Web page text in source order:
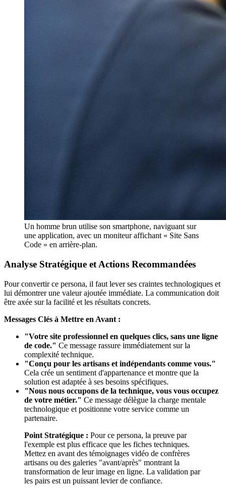
Un homme brun utilise son smartphone, naviguant sur
une application, avec un moniteur affichant « Site Sans
Code » en arrière-plan.
Analyse Stratégique et Actions Recommandées
Pour convertir ce persona, il faut lever ses craintes technologiques et
lui démontrer une valeur ajoutée immédiate. La communication doit
être axée sur la facilité et les résultats concrets.
Messages Clés à Mettre en Avant :
"Votre site professionnel en quelques clics, sans une ligne
de code." Ce message rassure immédiatement sur la
complexité technique.
"Conçu pour les artisans et indépendants comme vous."
Cela crée un sentiment d'appartenance et montre que la
solution est adaptée à ses besoins spécifiques.
"Nous nous occupons de la technique, vous vous occupez
de votre métier." Ce message délègue la charge mentale
technologique et positionne votre service comme un
partenaire.
Point Stratégique : Pour ce persona, la preuve par
l'exemple est plus efficace que les fiches techniques.
Mettez en avant des témoignages vidéo de confrères
artisans ou des galeries "avant/après" montrant la
transformation de leur image en ligne. La validation par
les pairs est un puissant levier de confiance.